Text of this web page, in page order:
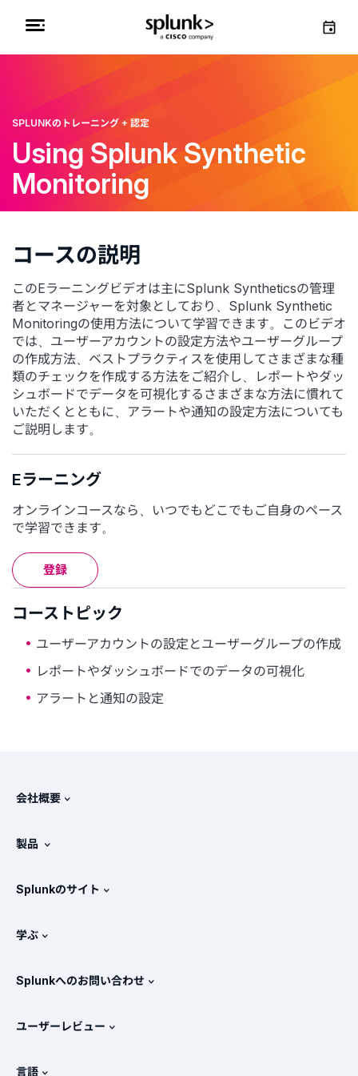
SPLUNKのトレーニング + 認定
Using Splunk Synthetic
Monitoring
コースの説明
このEラーニングビデオは主にSplunk Syntheticsの管理
者とマネージャーを対象としており、Splunk Synthetic
Monitoringの使用方法について学習できます。このビデオ
では、ユーザーアカウントの設定方法やユーザーグループ
の作成方法、ベストプラクティスを使用してさまざまな種
類のチェックを作成する方法をご紹介し、レポートやダッ
シュボードでデータを可視化するさまざまな方法に慣れて
いただくとともに、アラートや通知の設定方法についても
ご説明します。
Eラーニング
オンラインコースなら、いつでもどこでもご自身のペース
で学習できます。
登録
コーストピック
ユーザーアカウントの設定とユーザーグループの作成
レポートやダッシュボードでのデータの可視化
アラートと通知の設定
会社概要
Splunkと他社製品の比較
ニュースルーム
Splunkによる保護
SURGe
製品
価格
すべての製品を見る
Splunkのサイト
トレーニングと認定
Splunkストア
学ぶ
OpenTelemetryの概要
SOCのメトリクス
Splunkへのお問い合わせ
ユーザーレビュー
言語